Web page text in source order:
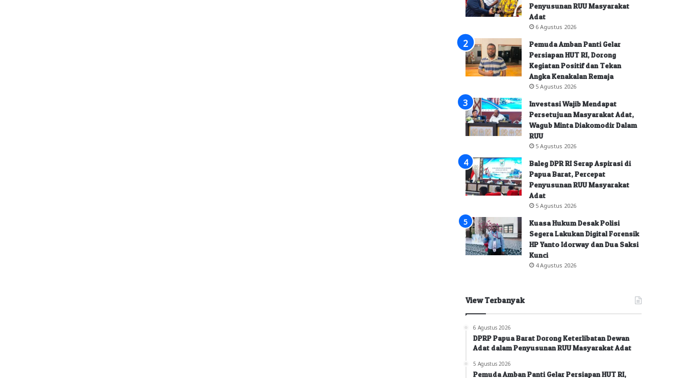
Penyusunan RUU Masyarakat
Adat
6 Agustus 2026
Pemuda Amban Panti Gelar
Persiapan HUT RI, Dorong
Kegiatan Positif dan Tekan
Angka Kenakalan Remaja
5 Agustus 2026
Investasi Wajib Mendapat
Persetujuan Masyarakat Adat,
Wagub Minta Diakomodir Dalam
RUU
5 Agustus 2026
Baleg DPR RI Serap Aspirasi di
Papua Barat, Percepat
Penyusunan RUU Masyarakat
Adat
5 Agustus 2026
Kuasa Hukum Desak Polisi
Segera Lakukan Digital Forensik
HP Yanto Idorway dan Dua Saksi
Kunci
4 Agustus 2026
View Terbanyak
6 Agustus 2026
DPRP Papua Barat Dorong Keterlibatan Dewan
Adat dalam Penyusunan RUU Masyarakat Adat
5 Agustus 2026
Pemuda Amban Panti Gelar Persiapan HUT RI,